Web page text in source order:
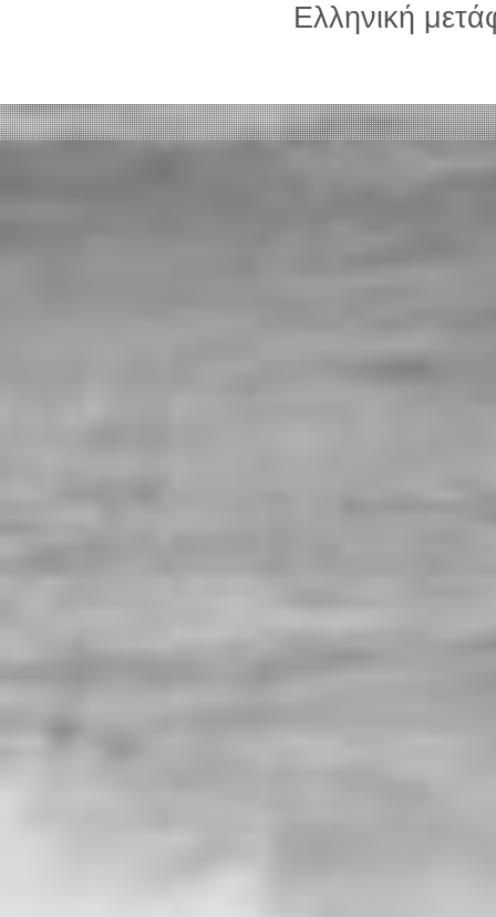
Ελληνική